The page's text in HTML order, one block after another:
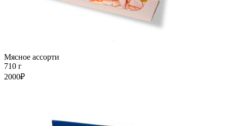
Мясное ассорти
710 г
2000₽